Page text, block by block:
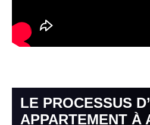
LE PROCESSUS
APPARTEMENT À